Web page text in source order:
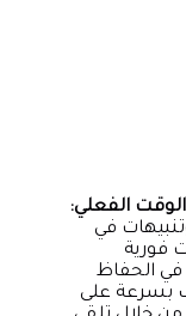
الفعلي:
في
فورية
الحفاظ
بسرعة على